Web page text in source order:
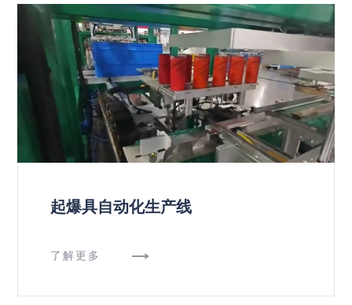
起爆具自动化生产线
了解更多